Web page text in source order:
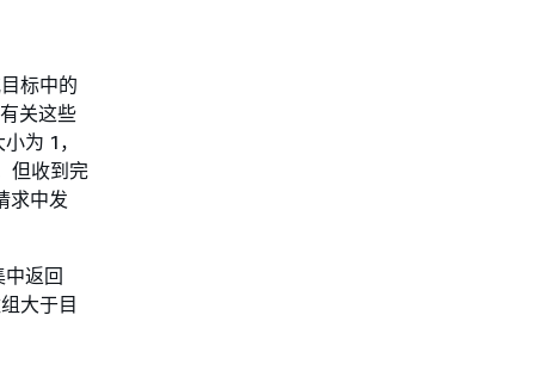
标中的
关这些
为 1，
但收到完
求中发
返回
大于目